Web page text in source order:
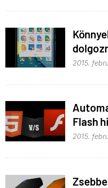
2015.
Flash
a
2015.